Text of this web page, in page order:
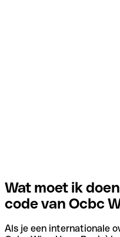
Wat moet ik
code van Ocbc
Als je een internationale